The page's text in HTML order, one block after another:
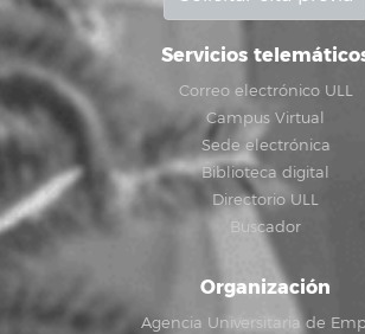
Servicios
Correo electrónico ULL
Campus Virtual
Sede electrónica
Biblioteca digital
Directorio ULL
Buscador
Organización
Agencia Universitaria de